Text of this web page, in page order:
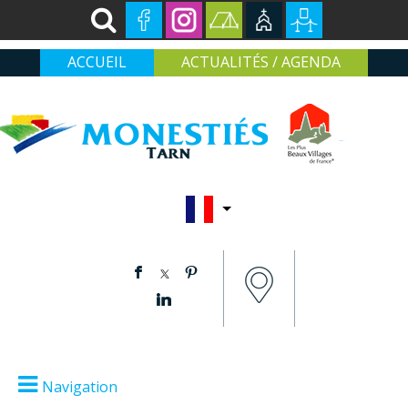
ACCUEIL ACTUALITÉS / AGENDA
Navigation